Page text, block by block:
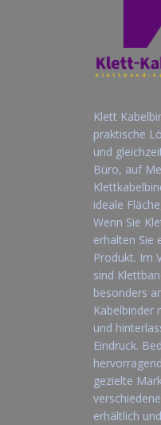
Klett
praktische
und
Büro, auf
ideale
Wenn Sie
erhalten Sie
Produkt. Im
sind
besonders
Kabelbinder
und
Eindruck.
gezielte
erhältlich